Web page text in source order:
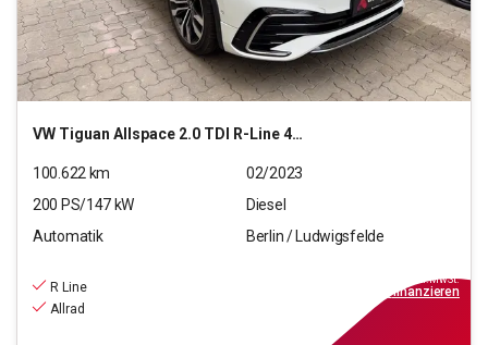
VW Tiguan Allspace 2.0 TDI R-Line 4Motion (EURO 6d)
100.622km
02/2023
200 PS/147 kW
Diesel
Automatik
Berlin / Ludwigsfelde
R Line
Allrad
inkl.MwSt.
finanzieren